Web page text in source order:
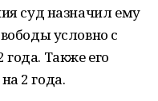
суд назначил ему
условно с
Также его
2 года.